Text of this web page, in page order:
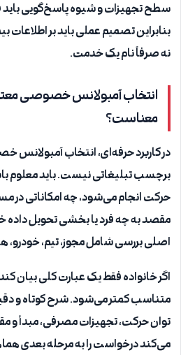
سطح تجهیزات و شیوه پاسخ‌گویی باید
بنابراین تصمیم عملی باید بر اطلاعات
نه صرفاً نام یک خدمت.
انتخاب آمبولانس خصوصی
معناست؟
در کاربرد حرفه‌ای، انتخاب
برچسب تبلیغاتی نیست. باید معلوم
حرکت انجام می‌شود، چه امکاناتی در
مقصد به چه فرد یا بخشی تحویل
اصلی بررسی شامل مجوز، تیم، خودرو،
اگر خانواده فقط یک عبارت کلی بیان
متناسب کمتر می‌شود. شرح کوتاه و
توان حرکت، تجهیزات مصرفی، مبدأ و
می‌کند درخواست را به مرحله بعدی